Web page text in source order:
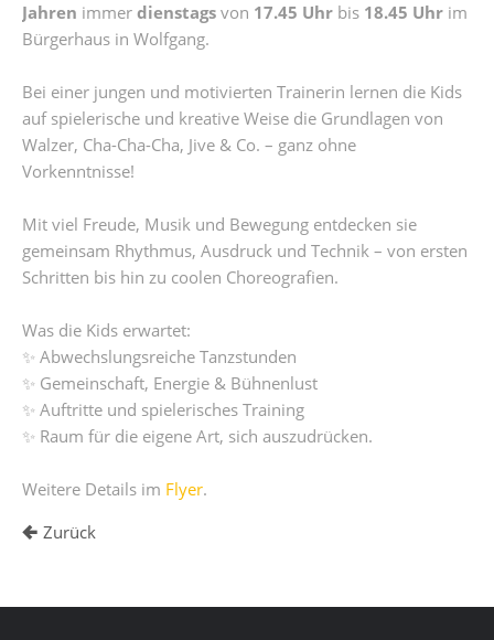
Jahren immer dienstags von 17.45 Uhr bis 18.45 Uhr im
Bürgerhaus in Wolfgang.
Bei einer jungen und motivierten Trainerin lernen die Kids
auf spielerische und kreative Weise die Grundlagen von
Walzer, Cha-Cha-Cha, Jive & Co. – ganz ohne
Vorkenntnisse!
Mit viel Freude, Musik und Bewegung entdecken sie
gemeinsam Rhythmus, Ausdruck und Technik – von ersten
Schritten bis hin zu coolen Choreografien.
Was die Kids erwartet:
✨ Abwechslungsreiche Tanzstunden
✨ Gemeinschaft, Energie & Bühnenlust
✨ Auftritte und spielerisches Training
✨ Raum für die eigene Art, sich auszudrücken.
Weitere Details im Flyer.
Zurück